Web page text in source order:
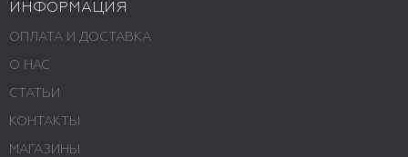
ИНФОРМАЦИЯ
ОПЛАТА И ДОСТАВКА
О НАС
СТАТЬИ
КОНТАКТЫ
МАГАЗИНЫ